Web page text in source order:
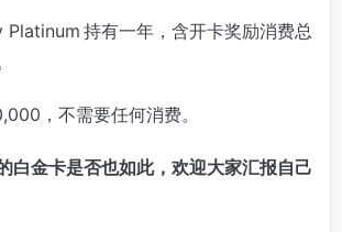
持有一年，含开卡奖励消费总
，不需要任何消费。
白金卡是否也如此，欢迎大家汇报自己